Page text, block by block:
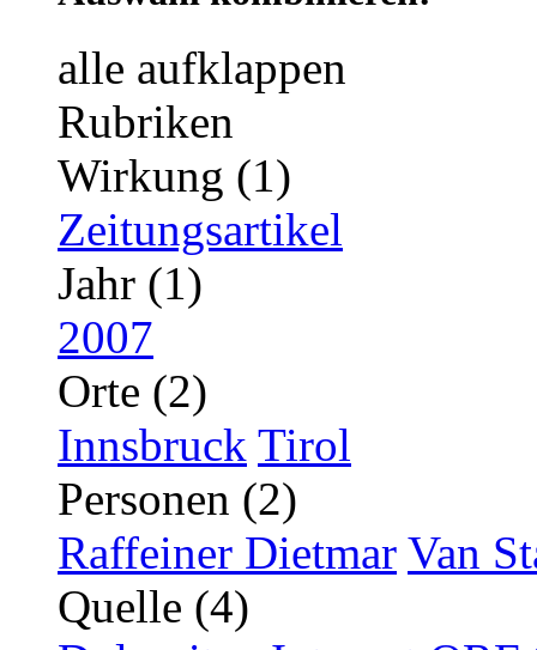
alle aufklappen
Rubriken
Wirkung (1)
Zeitungsartikel
Jahr (1)
2007
Orte (2)
Innsbruck Tirol
Personen (2)
Raffeiner Dietmar Van
Quelle (4)